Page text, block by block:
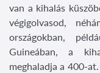
van a kihalás
végigolvasod,
országokban,
Guineában, a
meghaladja a 400-